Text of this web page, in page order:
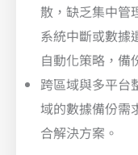
散，缺乏集中管
系統中斷或數據
自動化策略，備
跨區域與多平台
域的數據備份需
合解決方案。